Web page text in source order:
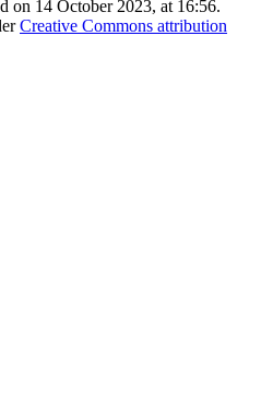
on 14 October 2023, at 16:56.
Creative Commons attribution